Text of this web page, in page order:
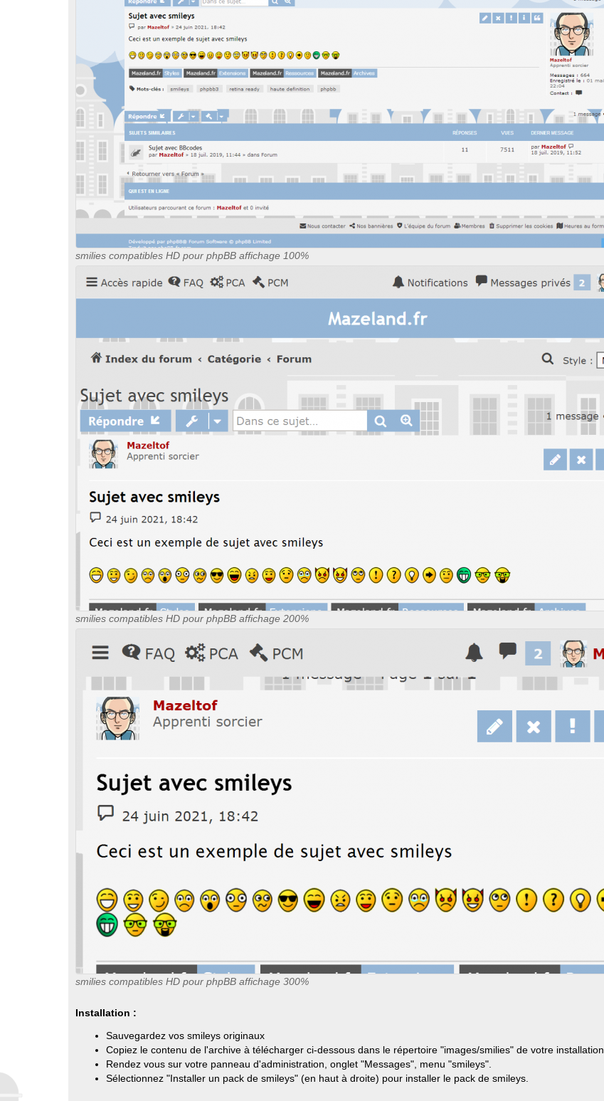
smilies compatibles HD pour phpBB affichage 100%
smilies compatibles HD pour phpBB affichage 200%
smilies compatibles HD pour phpBB affichage 300%
Installation :
Sauvegardez vos smileys originaux
Copiez le contenu de l'archive à télécharger ci-dessous dans le répertoire "images/smilies" de votre installation.
Rendez vous sur votre panneau d'administration, onglet "Messages", menu "smileys".
Sélectionnez "Installer un pack de smileys" (en haut à droite) pour installer le pack de smileys.